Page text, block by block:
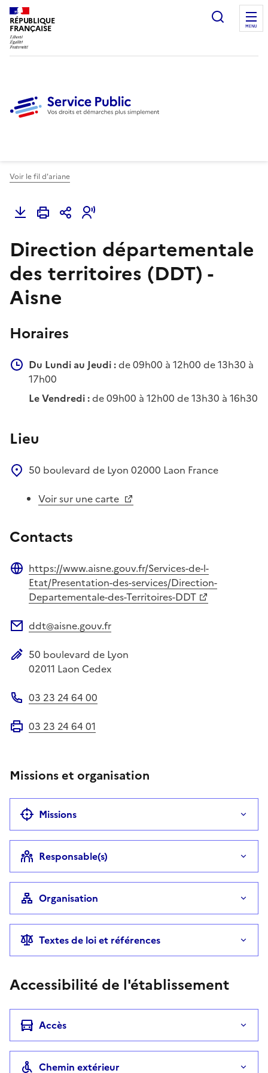
RÉPUBLIQUE
FRANÇAISE
Ouvrir
MENU
Voir le fil d'ariane
Direction départementale
des territoires (DDT) -
Aisne
Horaires
Du Lundi au Jeudi :de 09h00 à 12h00 de 13h30 à
17h00
Le Vendredi :de 09h00 à 12h00 de 13h30 à 16h30
Lieu
50 boulevard de Lyon 02000 Laon France
Voir sur une carte
Contacts
Site web
https://www.aisne.gouv.fr/Services-de-l-
Etat/Presentation-des-services/Direction-
Departementale-des-Territoires-DDT
ddt@aisne.gouv.fr
Adresse postale
50 boulevard de Lyon
02011 Laon Cedex
03 23 24 64 00
03 23 24 64 01
Missions et organisation
Missions
Responsable(s)
Organisation
Textes de loi et références
Accessibilité de l'établissement
Accès
Chemin extérieur